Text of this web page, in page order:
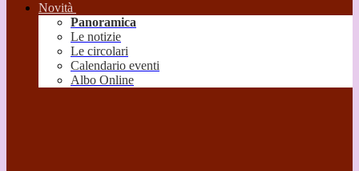
Novità
Panoramica
Le notizie
Le circolari
Calendario eventi
Albo Online